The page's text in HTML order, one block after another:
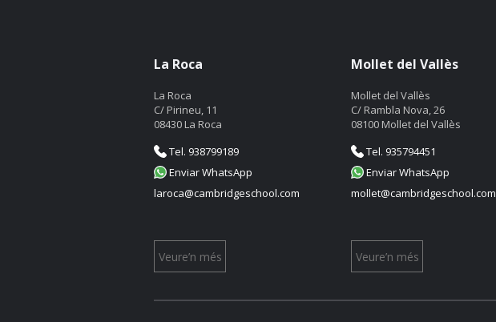
La Roca
La Roca
C/ Pirineu, 11
08430 La Roca
Tel. 938799189
Enviar WhatsApp
laroca@cambridgeschool.com
Veure’n més
Mollet del Vallès
Mollet del Vallès
C/ Rambla Nova, 26
08100 Mollet del Vallès
Tel. 935794451
Enviar WhatsApp
mollet@cambridgeschool.com
Veure’n més